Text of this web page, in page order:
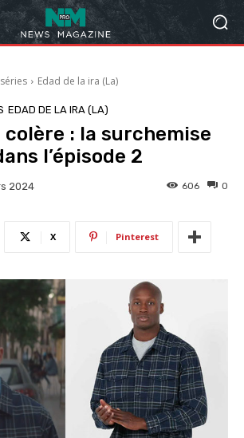
Edad de la ira (La)
EDAD DE LA IRA (LA)
colère : la surchemise
l’épisode 2
2024 0
606
X Pinterest